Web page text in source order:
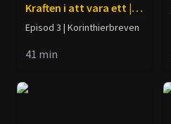
Kraften i att vara ett | 1
Kor 3-4
Episod 3 | Korinthierbreven
41 min